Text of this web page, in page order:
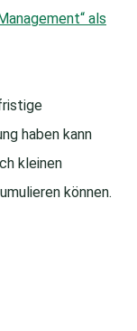
als
haben kann
kleinen
können.